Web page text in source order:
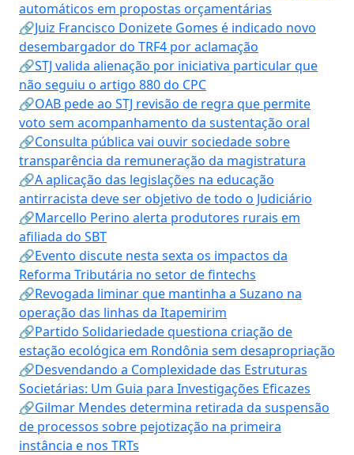
automáticos em propostas orçamentárias
🔗Juiz Francisco Donizete Gomes é indicado novo
desembargador do TRF4 por aclamação
🔗STJ valida alienação por iniciativa particular que
não seguiu o artigo 880 do CPC
🔗OAB pede ao STJ revisão de regra que permite
voto sem acompanhamento da sustentação oral
🔗Consulta pública vai ouvir sociedade sobre
transparência da remuneração da magistratura
🔗A aplicação das legislações na educação
antirracista deve ser objetivo de todo o Judiciário
🔗Marcello Perino alerta produtores rurais em
afiliada do SBT
🔗Evento discute nesta sexta os impactos da
Reforma Tributária no setor de fintechs
🔗Revogada liminar que mantinha a Suzano na
operação das linhas da Itapemirim
🔗Partido Solidariedade questiona criação de
estação ecológica em Rondônia sem desapropriação
🔗Desvendando a Complexidade das Estruturas
Societárias: Um Guia para Investigações Eficazes
🔗Gilmar Mendes determina retirada da suspensão
de processos sobre pejotização na primeira
instância e nos TRTs